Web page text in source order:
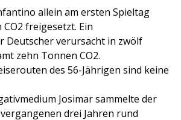
allein am ersten Spieltag
freigesetzt. Ein
Deutscher verursacht in zwölf
zehn Tonnen CO2.
des 56-Jährigen sind keine
Josimar sammelte der
drei Jahren rund